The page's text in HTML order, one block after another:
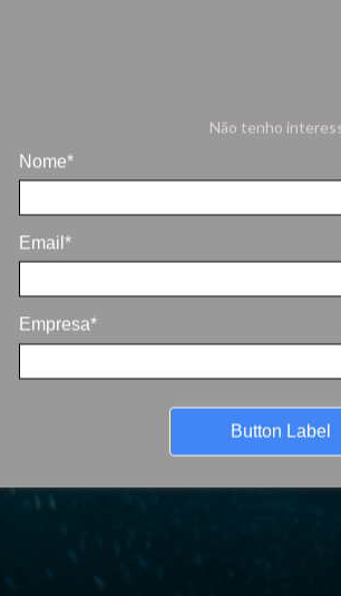
Não tenho
Nome*
Email*
Empresa*
Button Label
poluidores marinhos do planeta. E